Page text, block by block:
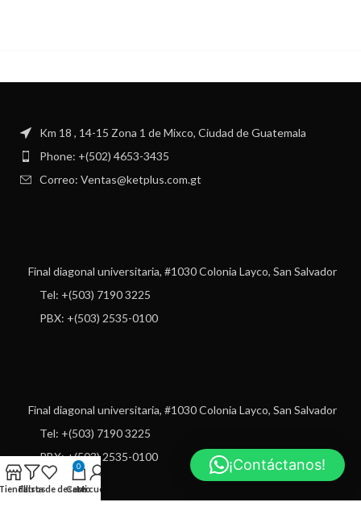
Km 18 , 14-15 Zona 1 de Mixco, Ciudad de Guatemala
Phone: +(502) 4653-3435
Correo: Ventas@ketplus.com.gt
Final diagonal universitaria, #1030 Colonia Layco, San Salvador
Tel: +(503) 7190 3225
PBX: +(503) 2535-0100
Final diagonal universitaria, #1030 Colonia Layco, San Salvador
Tel: +(503) 7190 3225
PBX: +(503) 2535-0100
Filtros
Lista de deseos
0
Carro
Mi cuenta
¡Contáctanos!